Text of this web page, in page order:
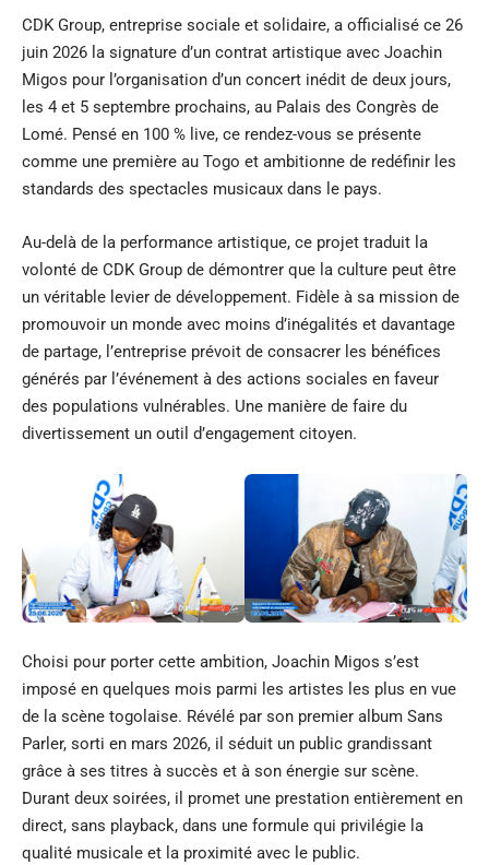
CDK Group, entreprise sociale et solidaire, a officialisé ce 26
juin 2026 la signature d’un contrat artistique avec Joachin
Migos pour l’organisation d’un concert inédit de deux jours,
les 4 et 5 septembre prochains, au Palais des Congrès de
Lomé. Pensé en 100 % live, ce rendez-vous se présente
comme une première au Togo et ambitionne de redéfinir les
standards des spectacles musicaux dans le pays.
Au-delà de la performance artistique, ce projet traduit la
volonté de CDK Group de démontrer que la culture peut être
un véritable levier de développement. Fidèle à sa mission de
promouvoir un monde avec moins d’inégalités et davantage
de partage, l’entreprise prévoit de consacrer les bénéfices
générés par l’événement à des actions sociales en faveur
des populations vulnérables. Une manière de faire du
divertissement un outil d’engagement citoyen.
Choisi pour porter cette ambition, Joachin Migos s’est
imposé en quelques mois parmi les artistes les plus en vue
de la scène togolaise. Révélé par son premier album Sans
Parler, sorti en mars 2026, il séduit un public grandissant
grâce à ses titres à succès et à son énergie sur scène.
Durant deux soirées, il promet une prestation entièrement en
direct, sans playback, dans une formule qui privilégie la
qualité musicale et la proximité avec le public.